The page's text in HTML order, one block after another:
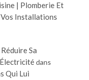
| Plomberie Et
Installations
Sa
dans
Qui Lui